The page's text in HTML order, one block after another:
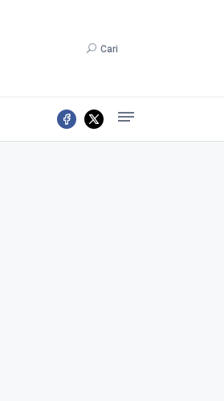
Cari